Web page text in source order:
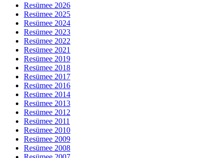
Resümee 2026
Resümee 2025
Resümee 2024
Resümee 2023
Resümee 2022
Resümee 2021
Resümee 2019
Resümee 2018
Resümee 2017
Resümee 2016
Resümee 2014
Resümee 2013
Resümee 2012
Resümee 2011
Resümee 2010
Resümee 2009
Resümee 2008